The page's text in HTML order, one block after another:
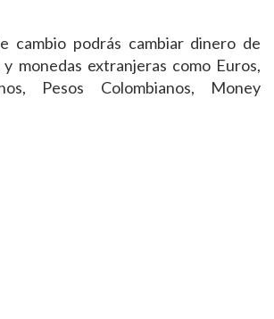
cambio podrás cambiar dinero de
monedas extranjeras como Euros,
Pesos Colombianos, Money